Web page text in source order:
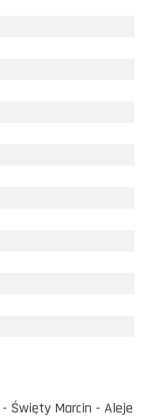
- Święty Marcin - Aleje